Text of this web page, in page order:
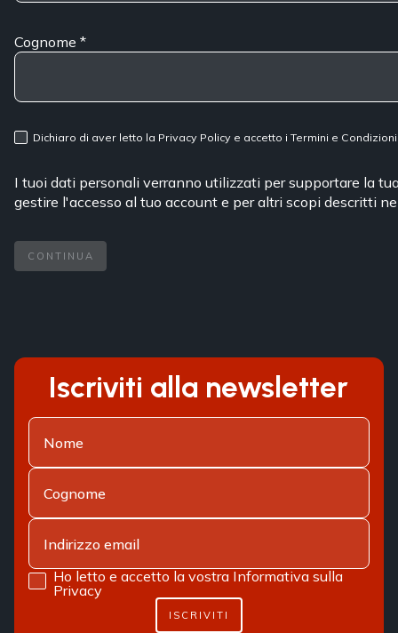
Cognome*
Dichiaro di aver letto la Privacy Policye accetto i Termini e
I tuoi dati personali verranno utilizzati per supportare la
gestire l'accesso al tuo account e per altri scopi descritti
CONTINUA
Iscriviti alla newsletter
Ho letto e accetto la vostra Informativa sulla
Privacy
ISCRIVITI